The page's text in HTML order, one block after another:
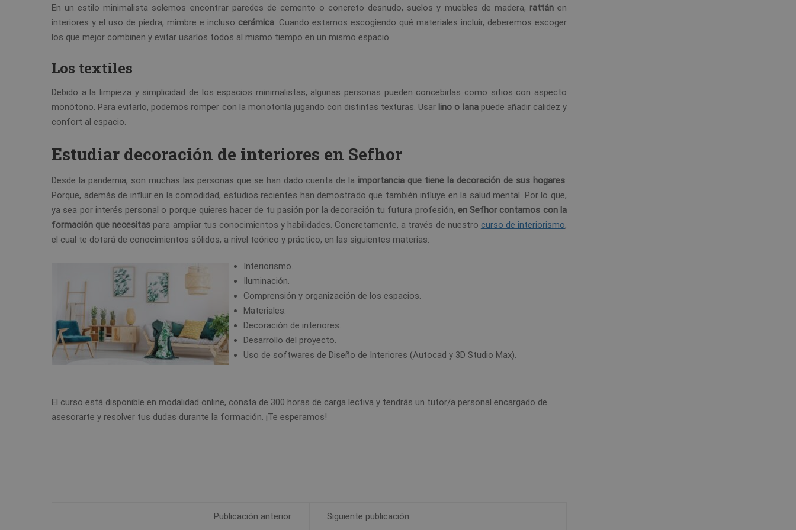
En un estilo minimalista solemos encontrar paredes de cemento o concreto desnudo, suelos y muebles de madera, rattánen
interiores y el uso de piedra, mimbre e incluso cerámica. Cuando estamos escogiendo qué materiales incluir, deberemos escoger
los que mejor combinen y evitar usarlos todos al mismo tiempo en un mismo espacio.
Los textiles
Debido a la limpieza y simplicidad de los espacios minimalistas, algunas personas pueden concebirlas como sitios con aspecto
monótono. Para evitarlo, podemos romper con la monotonía jugando con distintas texturas. Usar lino o lanapuede añadir calidez y
confort al espacio.
Estudiar decoración de interiores en Sefhor
Desde la pandemia, son muchas las personas que se han dado cuenta de la importancia que tiene la decoración de sus hogares.
Porque, además de influir en la comodidad, estudios recientes han demostrado que también influye en la salud mental. Por lo que,
ya sea por interés personal o porque quieres hacer de tu pasión por la decoración tu futura profesión, en Sefhor contamos con la
formación que necesitas para ampliar tus conocimientos y habilidades. Concretamente, a través de nuestro curso de interiorismo,
el cual te dotará de conocimientos sólidos, a nivel teórico y práctico, en las siguientes materias:
Interiorismo.
Iluminación.
Comprensión y organización de los espacios.
Materiales.
Decoración de interiores.
Desarrollo del proyecto.
Uso de softwares de Diseño de Interiores (Autocad y 3D Studio Max).
El curso está disponible en modalidad online, consta de 300 horas de carga lectiva y tendrás un tutor/a personal encargado de
asesorarte y resolver tus dudas durante la formación. ¡Te esperamos!
Publicación anterior Siguiente publicación